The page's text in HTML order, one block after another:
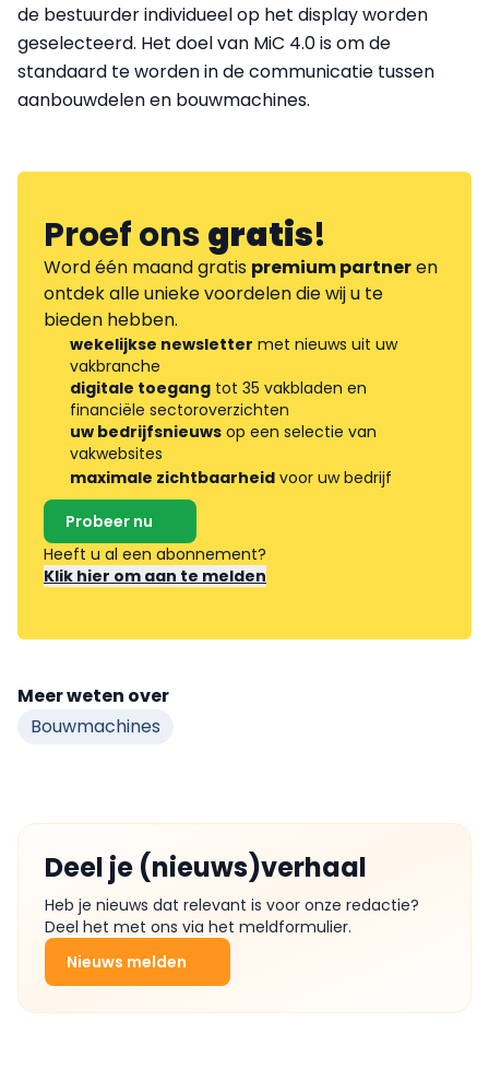
de bestuurder individueel op het display worden
geselecteerd. Het doel van MiC 4.0 is om de
standaard te worden in de communicatie tussen
aanbouwdelen en bouwmachines.
Proef onsgratis!
Word één maand gratis premium partneren
ontdek alle unieke voordelen die wij u te
bieden hebben.
wekelijkse newsletter met nieuws uit uw
vakbranche
digitale toegang tot 35 vakbladen en
financiële sectoroverzichten
uw bedrijfsnieuws op een selectie van
vakwebsites
maximale zichtbaarheid voor uw bedrijf
Probeer nu
Heeft u al een abonnement?
Klik hier om aan te melden
Meer weten over
Bouwmachines
Deel je (nieuws)verhaal
Heb je nieuws dat relevant is voor onze redactie?
Deel het met ons via het meldformulier.
Nieuws melden